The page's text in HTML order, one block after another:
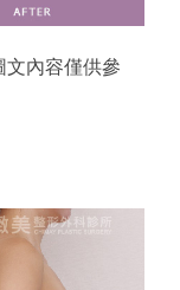
文內容僅供參